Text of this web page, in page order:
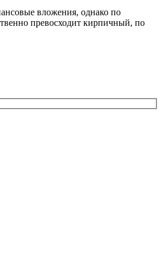
вложения, однако по
превосходит кирпичный, по